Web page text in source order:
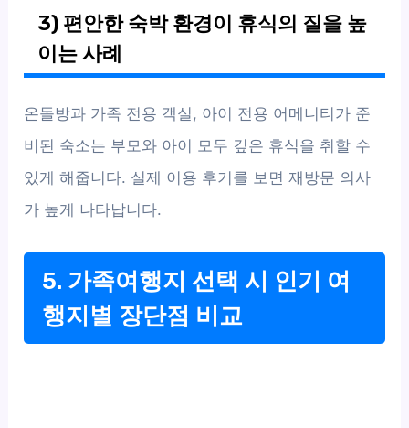
3) 편안한 숙박 환경이 휴식의 질을 높
이는 사례
온돌방과 가족 전용 객실, 아이 전용 어메니티가 준
비된 숙소는 부모와 아이 모두 깊은 휴식을 취할 수
있게 해줍니다. 실제 이용 후기를 보면 재방문 의사
가 높게 나타납니다.
5. 가족여행지 선택 시 인기 여
행지별 장단점 비교